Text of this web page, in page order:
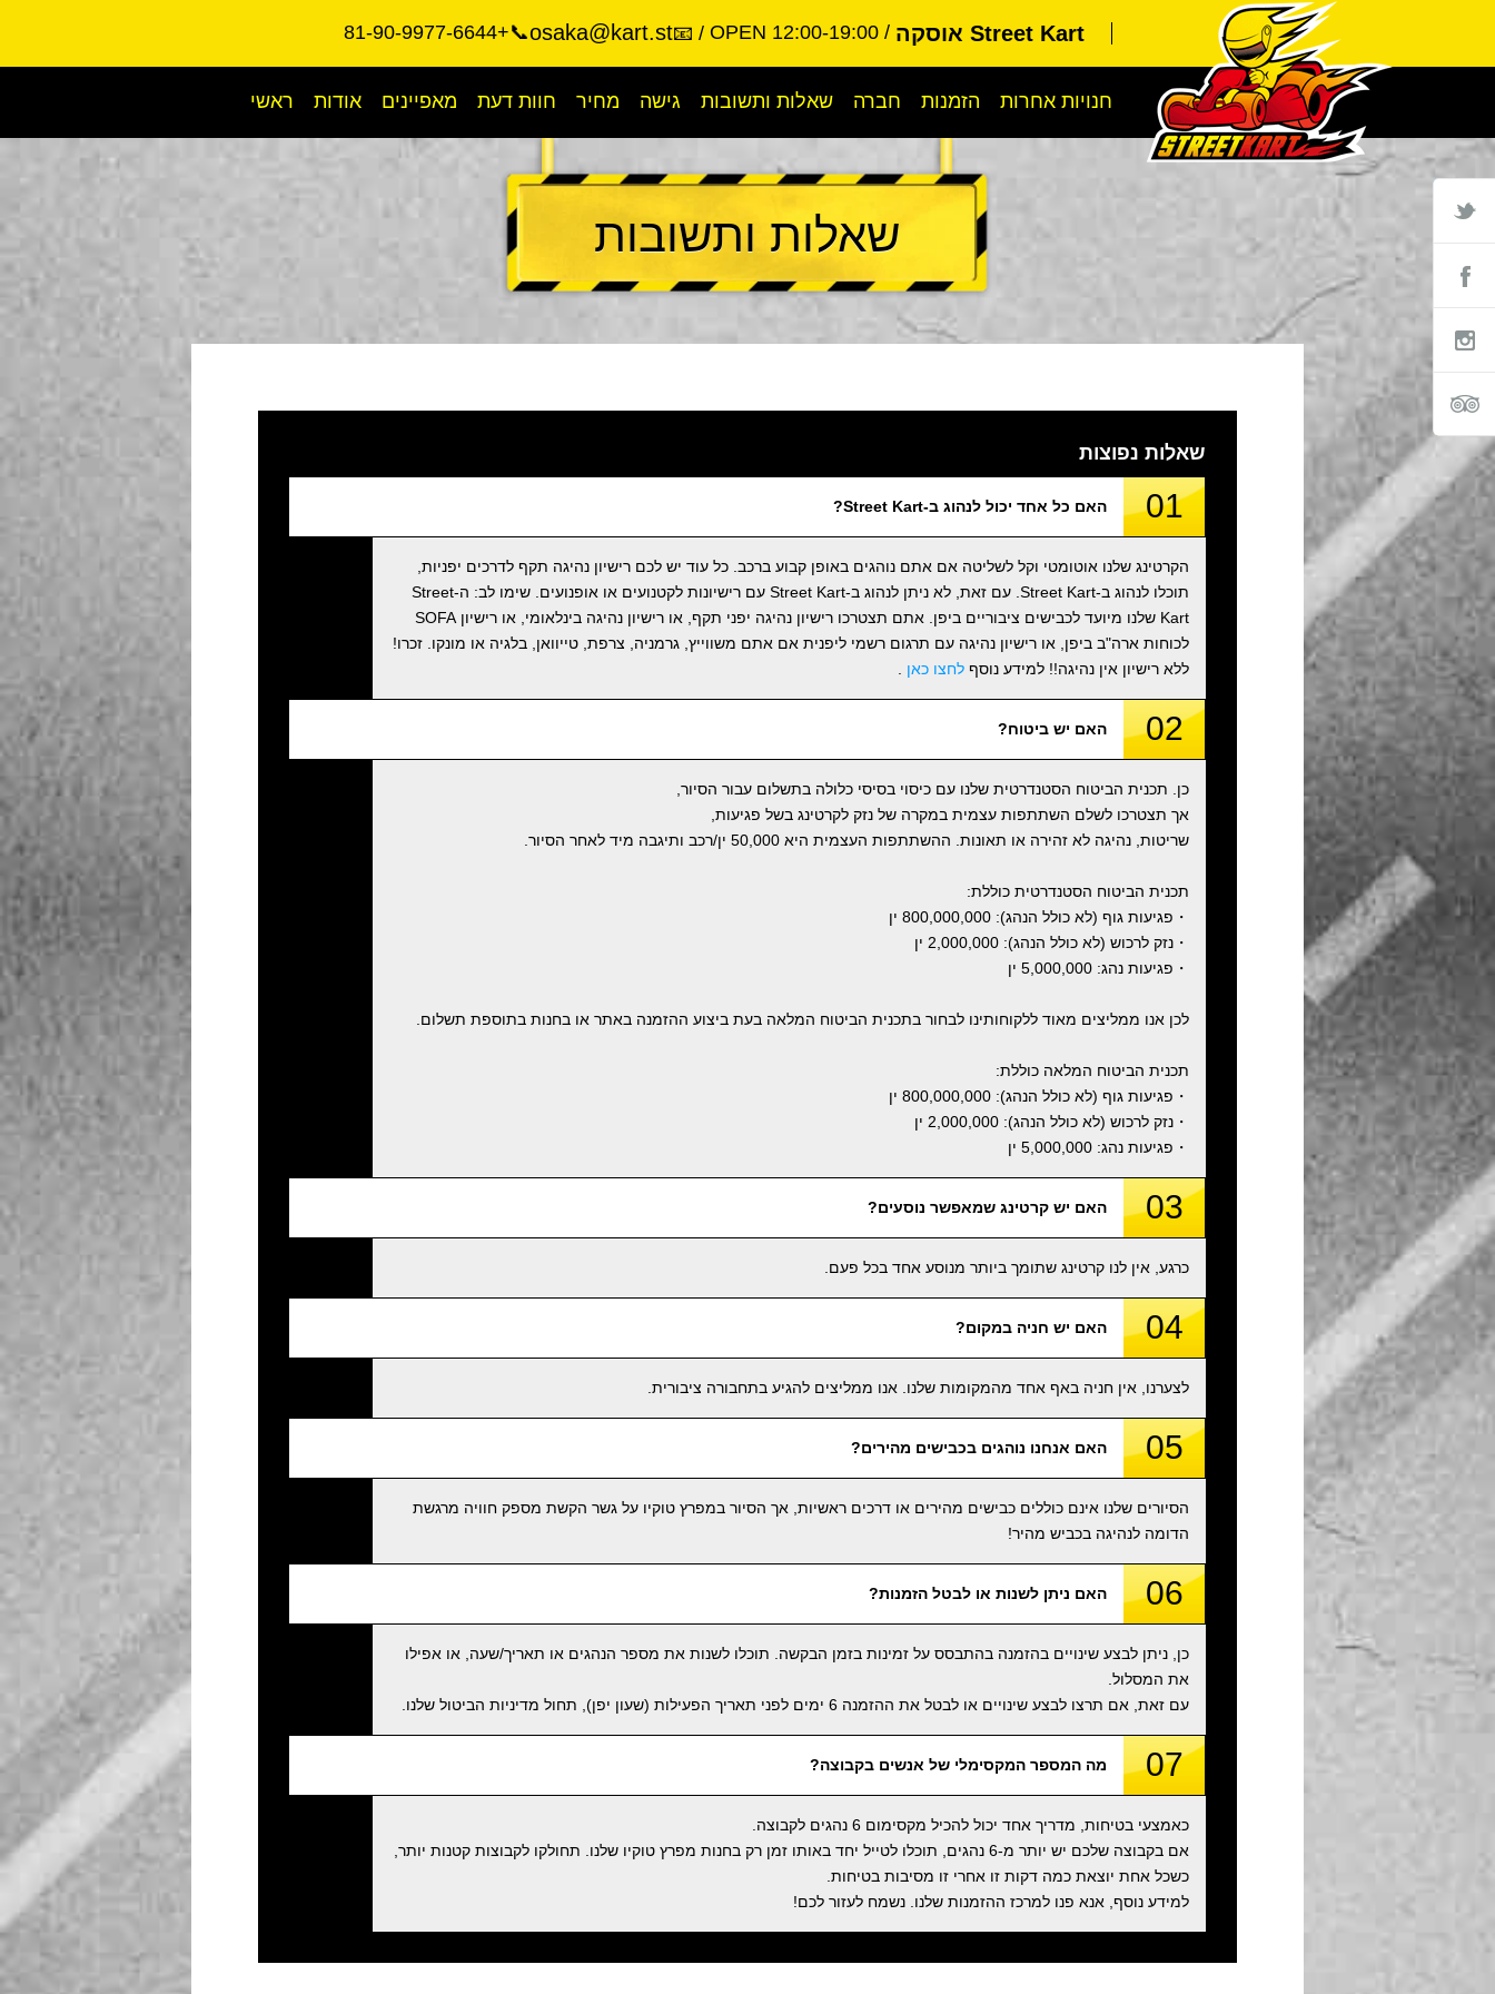
Street Kart אוסקה 📞+81-90-9977-6644 📧
osaka@kart.st OPEN 12:00-19:00
ראשי אודות מאפיינים חוות דעת מחיר גישה שאלות ותשובות חברה הזמנות חנויות אחרות
שאלות ותשובות
שאלות נפוצות
01 האם כל אחד יכול לנהוג ב-Street Kart?
הקרטינג שלנו אוטומטי וקל לשליטה אם אתם נוהגים באופן קבוע ברכב. כל עוד יש לכם רישיון נהיגה תקף לדרכים יפניות,
תוכלו לנהוג ב-Street Kart. עם זאת, לא ניתן לנהוג ב-Street Kart עם רישיונות לקטנועים או אופנועים. שימו לב: ה-Street
Kart שלנו מיועד לכבישים ציבוריים ביפן. אתם תצטרכו רישיון נהיגה יפני תקף, או רישיון נהיגה בינלאומי, או רישיון SOFA
לכוחות ארה"ב ביפן, או רישיון נהיגה עם תרגום רשמי ליפנית אם אתם משווייץ, גרמניה, צרפת, טייוואן, בלגיה או מונקו. זכרו!
ללא רישיון אין נהיגה!! למידע נוסף לחצו כאן
02 האם יש ביטוח?
כן. תכנית הביטוח הסטנדרטית שלנו עם כיסוי בסיסי כלולה בתשלום עבור הסיור,
אך תצטרכו לשלם השתתפות עצמית במקרה של נזק לקרטינג בשל פגיעות,
שריטות, נהיגה לא זהירה או תאונות. ההשתתפות העצמית היא 50,000 ין/רכב ותיגבה מיד לאחר הסיור.
תכנית הביטוח הסטנדרטית כוללת:
・פגיעות גוף (לא כולל הנהג): 800,000,000 ין
・נזק לרכוש (לא כולל הנהג): 2,000,000 ין
・פגיעות נהג: 5,000,000 ין
לכן אנו ממליצים מאוד ללקוחותינו לבחור בתכנית הביטוח המלאה בעת ביצוע ההזמנה באתר או בחנות בתוספת תשלום.
תכנית הביטוח המלאה כוללת:
・פגיעות גוף (לא כולל הנהג): 800,000,000 ין
・נזק לרכוש (לא כולל הנהג): 2,000,000 ין
・פגיעות נהג: 5,000,000 ין
03 האם יש קרטינג שמאפשר נוסעים?
כרגע, אין לנו קרטינג שתומך ביותר מנוסע אחד בכל פעם.
04 האם יש חניה במקום?
לצערנו, אין חניה באף אחד מהמקומות שלנו. אנו ממליצים להגיע בתחבורה ציבורית.
05 האם אנחנו נוהגים בכבישים מהירים?
הסיורים שלנו אינם כוללים כבישים מהירים או דרכים ראשיות, אך הסיור במפרץ טוקיו על גשר הקשת מספק חוויה מרגשת
הדומה לנהיגה בכביש מהיר!
06 האם ניתן לשנות או לבטל הזמנות?
כן, ניתן לבצע שינויים בהזמנה בהתבסס על זמינות בזמן הבקשה. תוכלו לשנות את מספר הנהגים או תאריך/שעה, או אפילו
את המסלול.
עם זאת, אם תרצו לבצע שינויים או לבטל את ההזמנה 6 ימים לפני תאריך הפעילות (שעון יפן), תחול מדיניות הביטול שלנו.
07 מה המספר המקסימלי של אנשים בקבוצה?
כאמצעי בטיחות, מדריך אחד יכול להכיל מקסימום 6 נהגים לקבוצה.
אם בקבוצה שלכם יש יותר מ-6 נהגים, תוכלו לטייל יחד באותו זמן רק בחנות מפרץ טוקיו שלנו. תחולקו לקבוצות קטנות יותר,
כשכל אחת יוצאת כמה דקות זו אחרי זו מסיבות בטיחות.
למידע נוסף, אנא פנו למרכז ההזמנות שלנו. נשמח לעזור לכם!